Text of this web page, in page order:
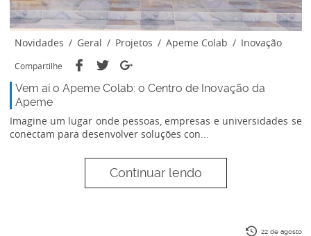
Novidades / Geral / Projetos / Apeme Colab / Inovação
Compartilhe
Vem aí o Apeme Colab: o Centro de Inovação da
Apeme
Imagine um lugar onde pessoas, empresas e universidades se
conectam para desenvolver soluções con...
Continuar lendo
22 de agosto